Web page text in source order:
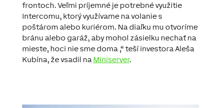
frontoch. Veľmi príjemné je potrebnévyužitie
Intercomu, ktorývyužívame na volanies
poštárom alebo kuriérom. Na diaľku mu otvoríme
bránu alebo garáž, aby mohol zásielku nechať na
mieste, hoci nie smedoma ,“ teší investora Aleša
Kubína, že vsadil na Miniserver.